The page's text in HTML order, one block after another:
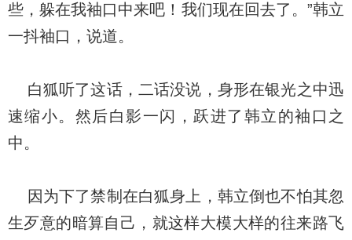
些，躲在我袖口中来吧！我们现在回去了。”韩立
一抖袖口，说道。
白狐听了这话，二话没说，身形在银光之中迅
速缩小。然后白影一闪，跃进了韩立的袖口之
中。
因为下了禁制在白狐身上，韩立倒也不怕其忽
生歹意的暗算自己，就这样大模大样的往来路飞